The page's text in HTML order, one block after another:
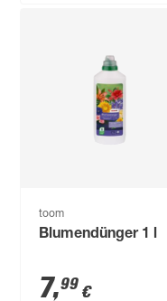
toom
Blumendünger 1 l
7,99 €